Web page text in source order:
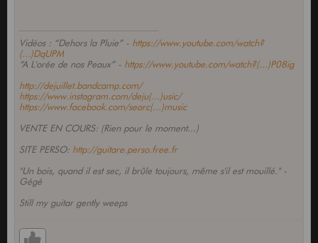
Vidéos : “Dehors la Pluie” - https://www.youtube.com/watch?
(...)DqUPM
“A L'orée de nos Peaux” - https://www.youtube.com/watch?(...)P08ig
http://dejuillet.bandcamp.com/
https://www.instagram.com/deju(...)usic/
https://www.facebook.com/searc(...)music
VENTE EN COURS: (Rien pour le moment...)
SITE PERSO: http://guitare.perso.free.fr
"Un bois, quand il est sec, il brûle toujours, même s'il est mouillé." -
Gégé
Still my guitar gently weeps